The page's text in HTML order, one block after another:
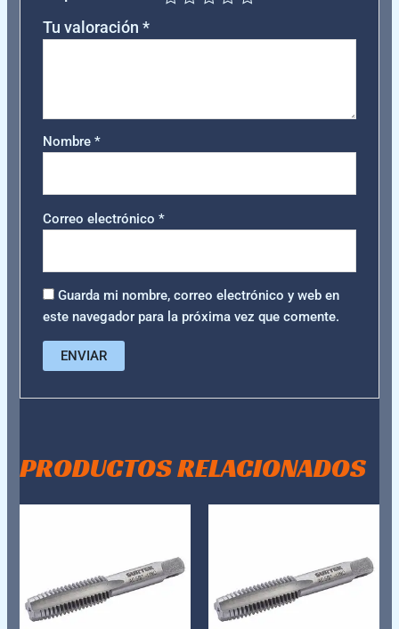
Tu valoración *
Nombre *
Correo electrónico *
Guarda mi nombre, correo electrónico y web en
este navegador para la próxima vez que comente.
PRODUCTOS RELACIONADOS